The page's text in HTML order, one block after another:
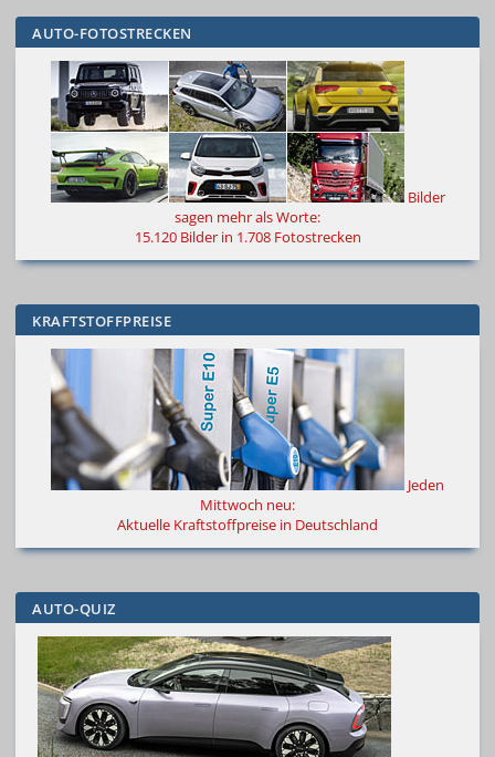
AUTO-FOTOSTRECKEN
Bilder
sagen mehr als Worte:
15.120 Bilder in 1.708 Fotostrecken
KRAFTSTOFFPREISE
Jeden
Mittwoch neu:
Aktuelle Kraftstoffpreise in Deutschland
AUTO-QUIZ